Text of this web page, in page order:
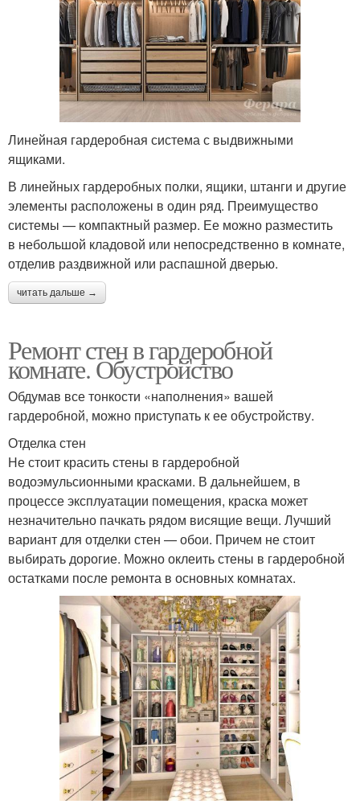
Линейная гардеробная система с выдвижными
ящиками.
В линейных гардеробных полки, ящики, штанги и другие
элементы расположены в один ряд. Преимущество
системы — компактный размер. Ее можно разместить
в небольшой кладовой или непосредственно в комнате,
отделив раздвижной или распашной дверью.
читать дальше →
Ремонт стен в гардеробной
комнате. Обустройство
Обдумав все тонкости «наполнения» вашей
гардеробной, можно приступать к ее обустройству.
Отделка стен
Не стоит красить стены в гардеробной
водоэмульсионными красками. В дальнейшем, в
процессе эксплуатации помещения, краска может
незначительно пачкать рядом висящие вещи. Лучший
вариант для отделки стен — обои. Причем не стоит
выбирать дорогие. Можно оклеить стены в гардеробной
остатками после ремонта в основных комнатах.